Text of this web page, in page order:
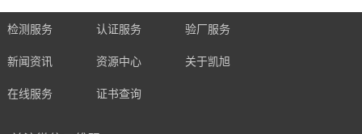
检测服务 认证服务 验厂服务
新闻资讯 资源中心 关于凯旭
在线服务 证书查询